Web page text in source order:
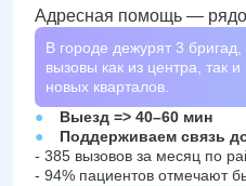
Адресная помощь —
В городе дежурят 3
вызовы как из центра, так
новых кварталов.
Выезд => 40–60 мин
Поддерживаем связь
- 385 вызовов за месяц по
- 94% пациентов отмечают